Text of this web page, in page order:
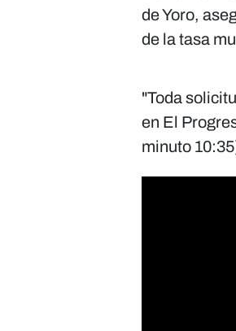
de Yoro,
de la tasa
"Toda
en El
minuto